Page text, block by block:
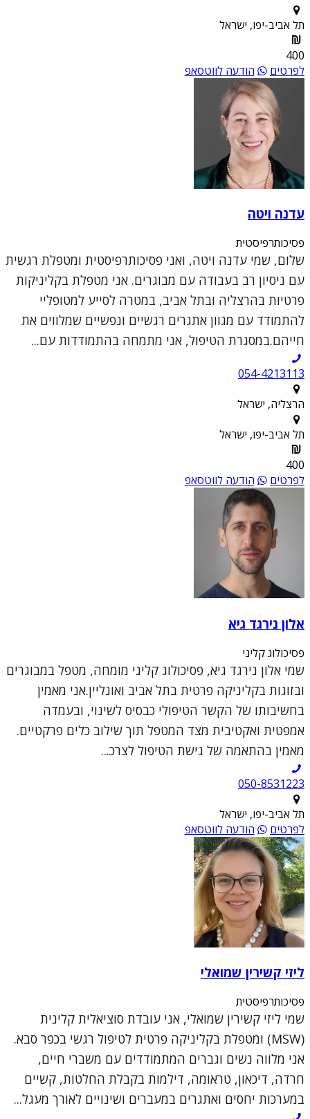
תל אביב-יפו, ישראל
400
לפרטים
הודעה לווטסאפ
עדנה ויטה
פסיכותרפיסטית
שלום, שמי עדנה ויטה, ואני פסיכותרפיסטית ומטפלת רגשית
עם ניסיון רב בעבודה עם מבוגרים. אני מטפלת בקליניקות
פרטיות בהרצליה ובתל אביב, במטרה לסייע למטופליי
להתמודד עם מגוון אתגרים רגשיים ונפשיים שמלווים את
חייהם.במסגרת הטיפול, אני מתמחה בהתמודדות עם...
054-4213113
הרצליה, ישראל
תל אביב-יפו, ישראל
400
לפרטים
הודעה לווטסאפ
אלון נירגד גיא
פסיכולוג קליני
שמי אלון נירגד גיא, פסיכולוג קליני מומחה, מטפל במבוגרים
ובזוגות בקליניקה פרטית בתל אביב ואונליין.אני מאמין
בחשיבותו של הקשר הטיפולי כבסיס לשינוי, ובעמדה
אמפטית ואקטיבית מצד המטפל תוך שילוב כלים פרקטיים.
מאמין בהתאמה של גישת הטיפול לצרכ...
050-8531223
תל אביב-יפו, ישראל
לפרטים
הודעה לווטסאפ
ליזי קשירין שמואלי
פסיכותרפיסטית
שמי ליזי קשירין שמואלי, אני עובדת סוציאלית קלינית
(MSW) ומטפלת בקליניקה פרטית לטיפול רגשי בכפר סבא.
אני מלווה נשים וגברים המתמודדים עם משברי חיים,
חרדה, דיכאון, טראומה, דילמות בקבלת החלטות, קשיים
במערכות יחסים ואתגרים במעברים ושינויים לאורך מעגל...